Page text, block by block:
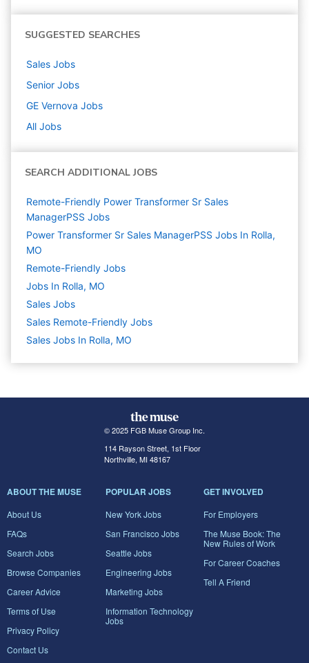
SUGGESTED SEARCHES
Sales Jobs
Senior Jobs
GE Vernova Jobs
All Jobs
SEARCH ADDITIONAL JOBS
Remote-Friendly Power Transformer Sr Sales
ManagerPSS Jobs
Power Transformer Sr Sales ManagerPSS Jobs In Rolla,
MO
Remote-Friendly Jobs
Jobs In Rolla, MO
Sales Jobs
Sales Remote-Friendly Jobs
Sales Jobs In Rolla, MO
© 2025 FGB Muse Group Inc.
114 Rayson Street, 1st Floor
Northville, MI 48167
ABOUT THE MUSE
About Us
FAQs
Search Jobs
Browse Companies
Career Advice
Terms of Use
Privacy Policy
Contact Us
POPULAR JOBS
New York Jobs
San Francisco Jobs
Seattle Jobs
Engineering Jobs
Marketing Jobs
Information Technology
Jobs
GET INVOLVED
For Employers
The Muse Book: The
New Rules of Work
For Career Coaches
Tell A Friend